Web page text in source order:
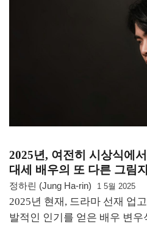
2025년, 여전히 시상식에
대세 배우의 또 다른 그림
정하린 (Jung Ha-rin) 1 5월 2025
2025년 현재, 드라마 선재 업
발적인 인기를 얻은 배우 변우